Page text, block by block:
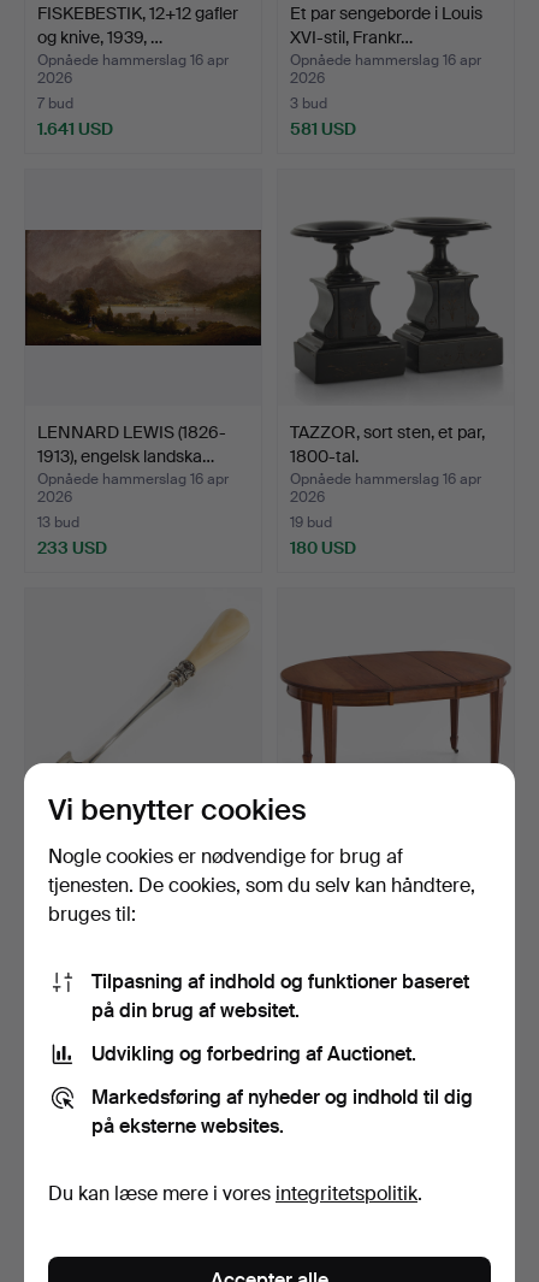
FISKEBESTIK, 12+12 gafler
og knive, 1939, …
Opnåede hammerslag 16 apr
2026
7 bud
1.641 USD
Et par sengeborde i Louis
XVI-stil, Frankr…
Opnåede hammerslag 16 apr
2026
3 bud
581 USD
LENNARD LEWIS (1826-
1913), engelsk landska…
Opnåede hammerslag 16 apr
2026
13 bud
233 USD
TAZZOR, sort sten, et par,
1800-tal.
Opnåede hammerslag 16 apr
2026
19 bud
180 USD
STILTON SPOON, sølv med
knoglehåndtag. Lon…
Opnåede hammerslag 16 apr
2026
SPISEBORD,
sengustaviansk stil, første
hal…
Opnåede hammerslag 16 apr
Gulvstaffeli af smedejern,
Bordservice, 62 dele,
Vi benytter cookies
Nogle cookies er nødvendige for brug af
tjenesten. De cookies, som du selv kan håndtere,
bruges til:
Tilpasning af indhold og funktioner baseret
på din brug af websitet.
Udvikling og forbedring af Auctionet.
Markedsføring af nyheder og indhold til dig
på eksterne websites.
Du kan læse mere i vores integritetspolitik.